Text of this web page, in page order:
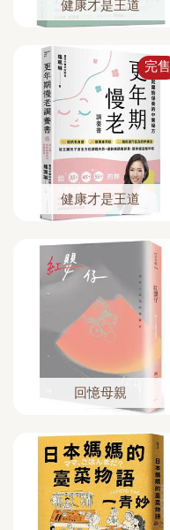
健康才是王道
完售
健康才是王道
回憶母親